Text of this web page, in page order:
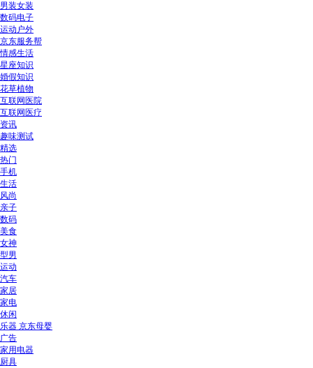
男装女装
数码电子
运动户外
京东服务帮
情感生活
星座知识
婚假知识
花草植物
互联网医院
互联网医疗
资讯
趣味测试
精选
热门
手机
生活
风尚
亲子
数码
美食
女神
型男
运动
汽车
家居
家电
休闲
乐器 京东母婴
广告
家用电器
厨具